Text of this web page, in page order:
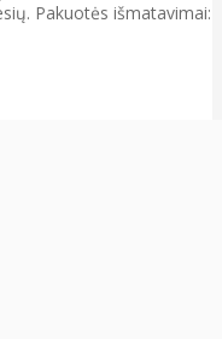
Pakuotės išmatavimai: